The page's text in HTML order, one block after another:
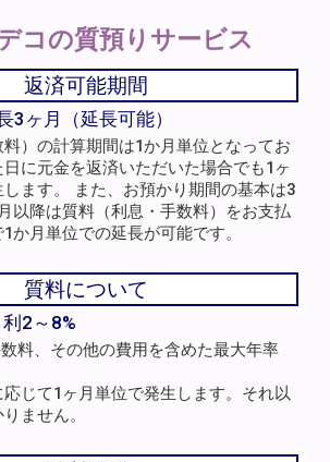
コの質預りサービス
返済可能期間
3ヶ月（延長可能）
）の計算期間は1か月単位となってお
に元金を返済いただいた場合でも1ヶ
ます。 また、お預かり期間の基本は3
以降は質料（利息・手数料）をお支払
か月単位での延長が可能です。
質料について
2～8%
料、その他の費用を含めた最大年率
じて1ヶ月単位で発生します。それ以
ません。